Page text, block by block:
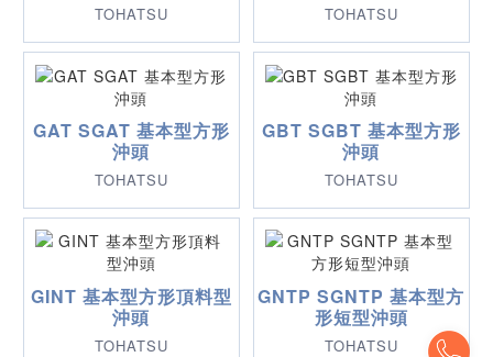
TOHATSU TOHATSU
GAT SGAT 基本型方形
沖頭
TOHATSU
GBT SGBT 基本型方形
沖頭
TOHATSU
GINT 基本型方形頂料型
沖頭
TOHATSU
GNTP SGNTP 基本型方
形短型沖頭
TOHATSU